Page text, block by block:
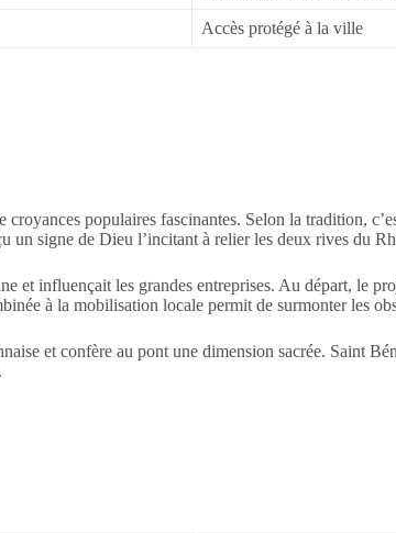
Accès protégé à la ville
populaires fascinantes. Selon la tradition,
un signe de Dieu l’incitant à relier les deux rives du
influençait les grandes entreprises. Au départ, le
à la mobilisation locale permit de surmonter les
et confère au pont une dimension sacrée. Saint